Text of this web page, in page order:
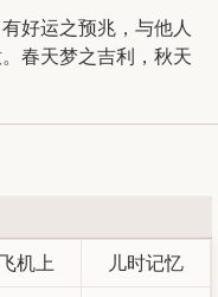
好运之预兆，与他人
春天梦之吉利，秋天
机上 儿时记忆